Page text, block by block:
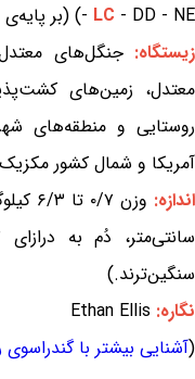
- LC - DD - NE) (بر پایه‌ی سیاهه‌ی سرخ IUCN)
زیستگاه:جنگل‌های
معتدل، زمین‌های
روستایی و منطقه‌های
آمریکا و شمال کشور
اندازه:
سنگین‌ترند.)
نگاره: Ethan Ellis
(آشنایی بیشتر با گندراسوی